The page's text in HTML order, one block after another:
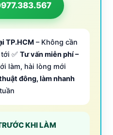
TP.HCM – Không cần
✅ Tư vấn miễn phí –
làm, hài lòng mới
đông, làm nhanh
KHI LÀM